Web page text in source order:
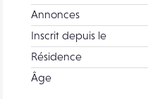
Annonces
Inscrit depuis le
Résidence
Âge